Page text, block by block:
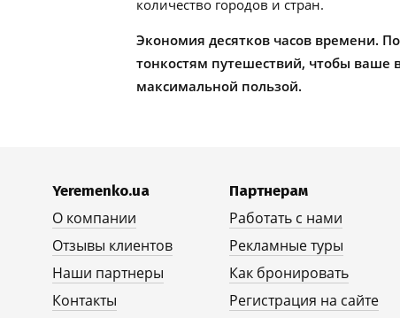
количество городов и стран.
Экономия десятков часов времени.
тонкостям путешествий, чтобы ваше
максимальной пользой.
Yeremenko.ua
О компании
Отзывы клиентов
Наши партнеры
Контакты
Партнерам
Работать с нами
Рекламные туры
Как бронировать
Регистрация на сайте